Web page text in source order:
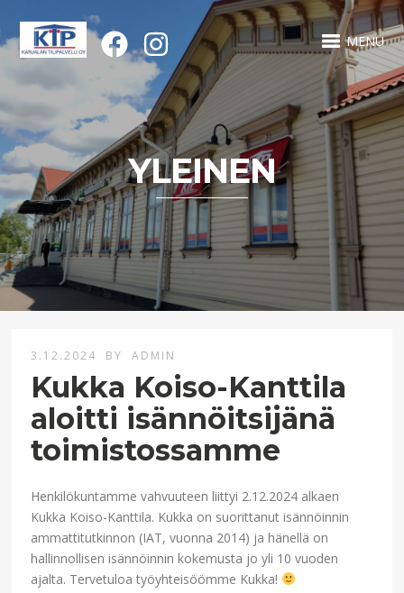
MENU
YLEINEN
3.12.2024 BY ADMIN
Kukka Koiso-Kanttila
aloitti isännöitsijänä
toimistossamme
Henkilökuntamme vahvuuteen liittyi 2.12.2024 alkaen
Kukka Koiso-Kanttila. Kukka on suorittanut isännöinnin
ammattitutkinnon (IAT, vuonna 2014) ja hänellä on
hallinnollisen isännöinnin kokemusta jo yli 10 vuoden
ajalta. Tervetuloa työyhteisöömme Kukka!